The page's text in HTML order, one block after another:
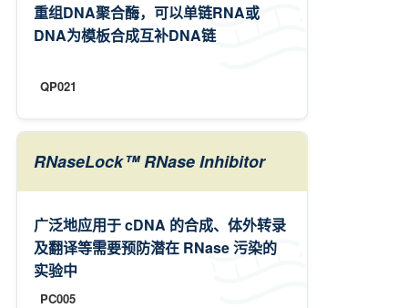
重组DNA聚合酶，可以单链RNA或
DNA为模板合成互补DNA链
QP021
RNaseLock™ RNase Inhibitor
广泛地应用于 cDNA 的合成、体外转录
及翻译等需要预防潜在 RNase 污染的
实验中
PC005